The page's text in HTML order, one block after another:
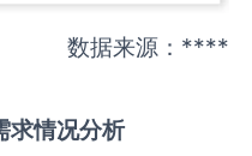
数据来源：****
求情况分析